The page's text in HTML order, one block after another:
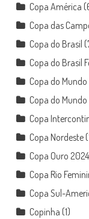
Copa América
Copa das
Copa do Brasil
Copa do Brasil
Copa do Mundo
Copa do
Copa
Copa Nordeste
Copa Ouro 2024
Copa Rio
Copa Sul-
Copinha (1)